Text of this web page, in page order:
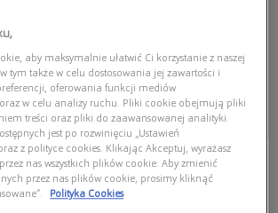
17,99 zł
oczu do soczewek
aby maksymalnie ułatwić Ci korzystanie z naszej
tym także w celu dostosowania jej zawartości i
oferowania funkcji mediów
oraz w celu analizy ruchu. Pliki cookie obejmują pliki
treści oraz pliki do zaawansowanej analityki.
jest po rozwinięciu „Ustawień
z polityce cookies. Klikając Akceptuj, wyrażasz
nas wszystkich plików cookie. Aby zmienić
przez nas plików cookie, prosimy kliknąć
Polityka Cookies